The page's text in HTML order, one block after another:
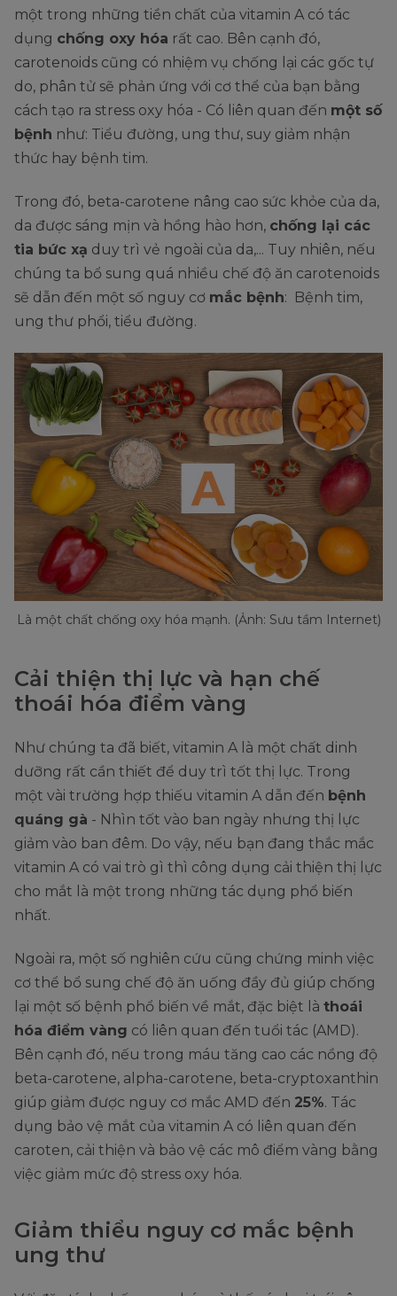
một trong những tiền chất của vitamin A có tác
dụng chống oxy hóa rất cao. Bên cạnh đó,
carotenoids cũng có nhiệm vụ chống lại các gốc tự
do, phân tử sẽ phản ứng với cơ thể của bạn bằng
cách tạo ra stress oxy hóa - Có liên quan đến một số
bệnh như: Tiểu đường, ung thư, suy giảm nhận
thức hay bệnh tim.
Trong đó, beta-carotene nâng cao sức khỏe của da,
da được sáng mịn và hồng hào hơn, chống lại các
tia bức xạ duy trì vẻ ngoài của da,... Tuy nhiên, nếu
chúng ta bổ sung quá nhiều chế độ ăn carotenoids
sẽ dẫn đến một số nguy cơ mắc bệnh: Bệnh tim,
ung thư phổi, tiểu đường.
Là một chất chống oxy hóa mạnh. (Ảnh: Sưu tầm Internet)
Cải thiện thị lực và hạn chế
thoái hóa điểm vàng
Như chúng ta đã biết, vitamin A là một chất dinh
dưỡng rất cần thiết để duy trì tốt thị lực. Trong
một vài trường hợp thiếu vitamin A dẫn đến bệnh
quáng gà - Nhìn tốt vào ban ngày nhưng thị lực
giảm vào ban đêm. Do vậy, nếu bạn đang thắc mắc
vitamin A có vai trò gì thì công dụng cải thiện thị lực
cho mắt là một trong những tác dụng phổ biến
nhất.
Ngoài ra, một số nghiên cứu cũng chứng minh việc
cơ thể bổ sung chế độ ăn uống đầy đủ giúp chống
lại một số bệnh phổ biến về mắt, đặc biệt là thoái
hóa điểm vàng có liên quan đến tuổi tác (AMD).
Bên cạnh đó, nếu trong máu tăng cao các nồng độ
beta-carotene, alpha-carotene, beta-cryptoxanthin
giúp giảm được nguy cơ mắc AMD đến 25%. Tác
dụng bảo vệ mắt của vitamin A có liên quan đến
caroten, cải thiện và bảo vệ các mô điểm vàng bằng
việc giảm mức độ stress oxy hóa.
Giảm thiểu nguy cơ mắc bệnh
ung thư